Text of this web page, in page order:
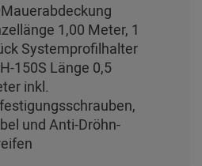
1,00 Meter, 1
Systemprofilhalter
150S Länge 0,5
inkl.
und Anti-Dröhn-